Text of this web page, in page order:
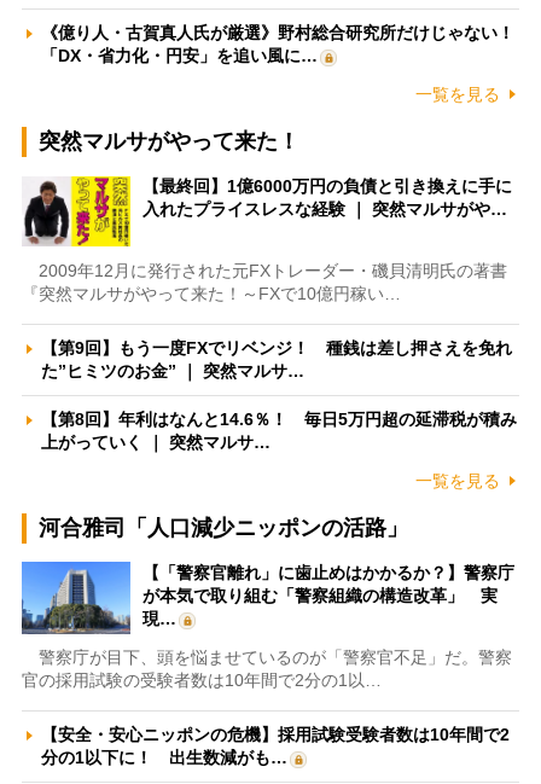
《億り人・古賀真人氏が厳選》野村総合研究所だけじゃない！
「DX・省力化・円安」を追い風に…
一覧を見る
突然マルサがやって来た！
【最終回】1億6000万円の負債と引き換えに手に
入れたプライスレスな経験 ｜ 突然マルサがや…
2009年12月に発行された元FXトレーダー・磯貝清明氏の著書
『突然マルサがやって来た！～FXで10億円稼い…
【第9回】もう一度FXでリベンジ！ 種銭は差し押さえを免れ
た”ヒミツのお金” ｜ 突然マルサ…
【第8回】年利はなんと14.6％！ 毎日5万円超の延滞税が積み
上がっていく ｜ 突然マルサ…
一覧を見る
河合雅司「人口減少ニッポンの活路」
【「警察官離れ」に歯止めはかかるか？】警察庁
が本気で取り組む「警察組織の構造改革」 実
現…
警察庁が目下、頭を悩ませているのが「警察官不足」だ。警察
官の採用試験の受験者数は10年間で2分の1以…
【安全・安心ニッポンの危機】採用試験受験者数は10年間で2
分の1以下に！ 出生数減がも…